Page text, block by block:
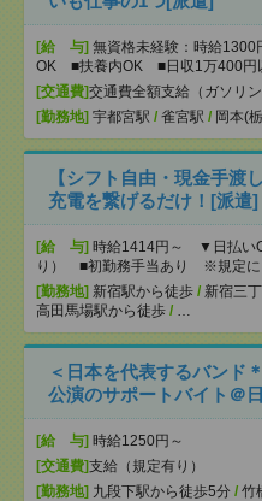
[給 与] 無資格未経験：時給
OK ■扶養内OK ■日収1万400円
[交通費]交通費全額支給（ガソリン
[勤務地] 宇都宮駅 / 雀宮駅 / 岡本(
【シフト自由・現金手渡
充電を繋げるだけ！[派遣]
[給 与] 時給1414円～ ▼日払い
り） ■初勤務手当あり ※規定に
[勤務地] 新宿駅から徒歩 / 新宿三
高田馬場駅から徒歩 / …
＜日本を代表するバンド
公演のサポートバイト＠
[給 与] 時給1250円～
[交通費]支給（規定有り）
[勤務地] 九段下駅から徒歩5分 / 竹